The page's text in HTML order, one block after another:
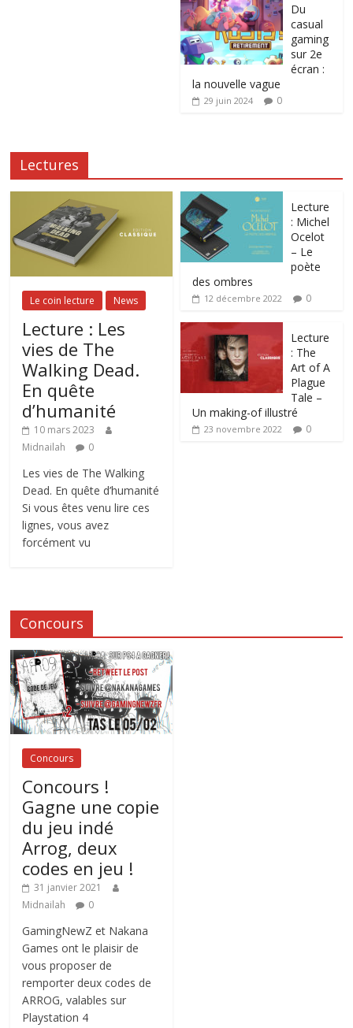
Du
casual
gaming
sur 2e
écran :
la nouvelle vague
29 juin 2024 0
Lectures
Le coin lecture News
Lecture : Les
vies de The
Walking Dead.
En quête
d’humanité
10 mars 2023
Midnailah
0
Les vies de The Walking
Dead. En quête d’humanité
Si vous êtes venu lire ces
lignes, vous avez
forcément vu
Lecture
: Michel
Ocelot
– Le
poète
des ombres
12 décembre 2022 0
Lecture
: The
Art of A
Plague
Tale –
Un making-of illustré
23 novembre 2022 0
Concours
Concours
Concours !
Gagne une copie
du jeu indé
Arrog, deux
codes en jeu !
31 janvier 2021
Midnailah
0
GamingNewZ et Nakana
Games ont le plaisir de
vous proposer de
remporter deux codes de
ARROG, valables sur
Playstation 4